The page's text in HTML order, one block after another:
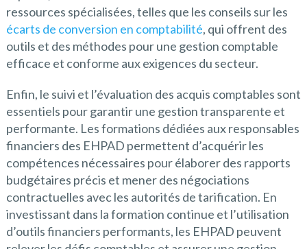
ressources spécialisées, telles que les conseils sur les
écarts de conversion en comptabilité, qui offrent des
outils et des méthodes pour une gestion comptable
efficace et conforme aux exigences du secteur.
Enfin, le suivi et l’évaluation des acquis comptables sont
essentiels pour garantir une gestion transparente et
performante. Les formations dédiées aux responsables
financiers des EHPAD permettent d’acquérir les
compétences nécessaires pour élaborer des rapports
budgétaires précis et mener des négociations
contractuelles avec les autorités de tarification. En
investissant dans la formation continue et l’utilisation
d’outils financiers performants, les EHPAD peuvent